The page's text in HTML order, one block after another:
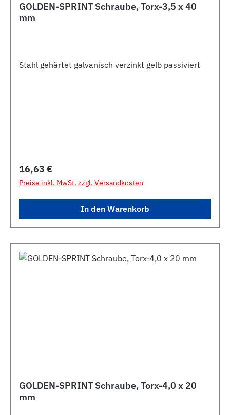
GOLDEN-SPRINT Schraube, Torx-3,5 x 40
mm
Stahl gehärtet galvanisch verzinkt gelb passiviert
Regulärer Preis:
16,63 €
Preise inkl. MwSt. zzgl. Versandkosten
In den Warenkorb
GOLDEN-SPRINT Schraube, Torx-4,0 x 20
mm